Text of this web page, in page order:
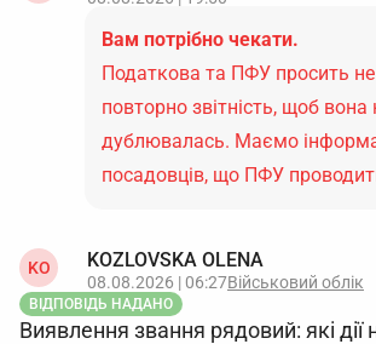
Вам потрібно чекати.
Податкова та ПФУ просить не
повторно звітність, щоб вона
дублювалась. Маємо
посадовців, що ПФУ
KO KOZLOVSKA OLENA
08.08.2026 | 06:27Військовий облік
ВІДПОВІДЬ НАДАНО
Виявлення звання рядовий: які дії